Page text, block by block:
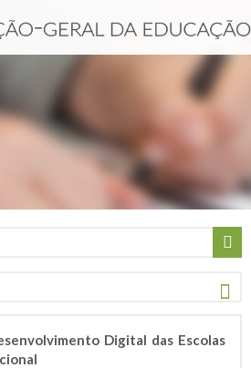
Digital das Escolas